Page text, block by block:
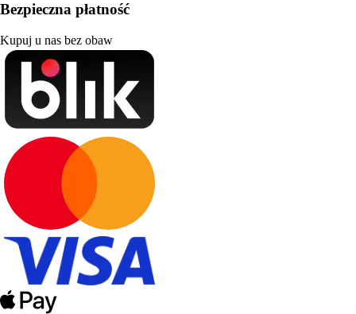
Bezpieczna płatność
Kupuj u nas bez obaw